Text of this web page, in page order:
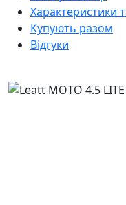
Характеристики
Купують разом
Відгуки